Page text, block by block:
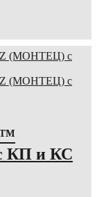
КП и КС